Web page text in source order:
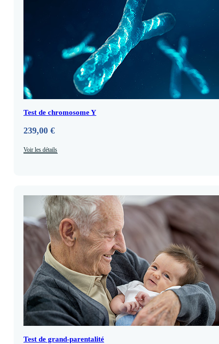
Test de chromosome Y
239,00 €
Voir les détails
Test de grand-parentalité